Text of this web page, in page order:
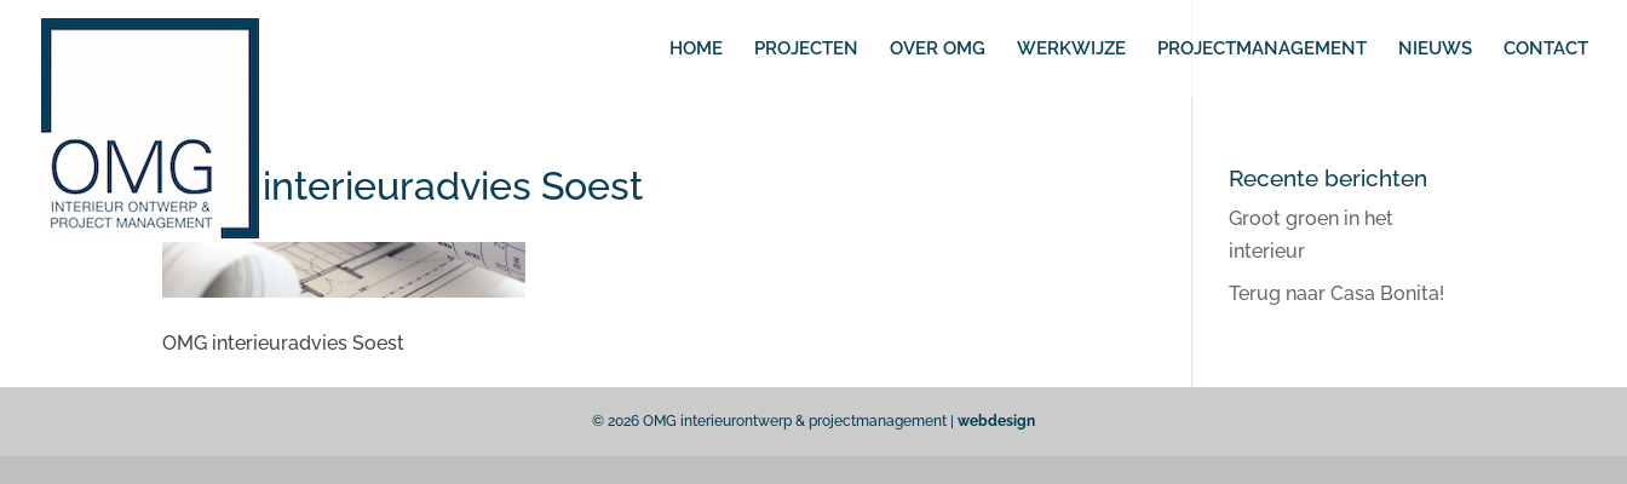
HOME PROJECTEN OVER OMG WERKWIJZE PROJECTMANAGEMENT NIEUWS CONTACT
OMG interieuradvies Soest
OMG interieuradvies Soest
Recente berichten
Groot groen in het
interieur
Terug naar Casa Bonita!
© 2026 OMG interieurontwerp & projectmanagement | webdesign